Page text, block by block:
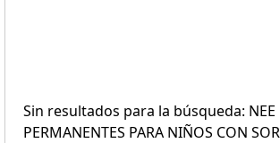
Sin resultados para la búsqueda: NEE
PERMANENTES PARA NIÑOS CON